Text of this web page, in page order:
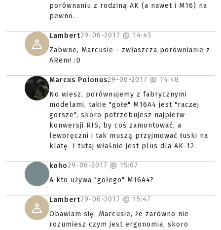
porównaniu z rodziną AK (a nawet i M16) na
pewno.
Lambert29-06-2017 @ 14:43
Zabwne, Marcusie - zwłaszcza porównianie z
ARem! :D
Marcus Polonus29-06-2017 @ 14:48
No wiesz, porównujemy z fabrycznymi
modelami, takie "gołe" M16A4 jest "raczej
gorsze", skoro potrzebujesz najpierw
konwersji RIS, by coś zamontować, a
leworęczni i tak muszą przyjmować łuski na
klatę. I tutaj właśnie jest plus dla AK-12.
koho29-06-2017 @ 15:07
A kto używa "gołego" M16A4?
Lambert29-06-2017 @ 15:47
Obawiam się, Marcusie, że zarówno nie
rozumiesz czym jest ergonomia, skoro